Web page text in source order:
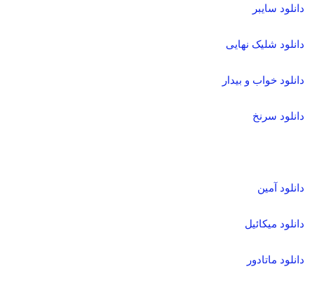
دانلود سایبر
دانلود شلیک نهایی
دانلود خواب و بیدار
دانلود سرنخ
دانلود آمین
دانلود میکائیل
دانلود ماتادور